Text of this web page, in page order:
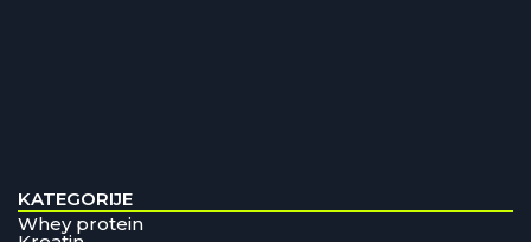
KATEGORIJE
Whey protein